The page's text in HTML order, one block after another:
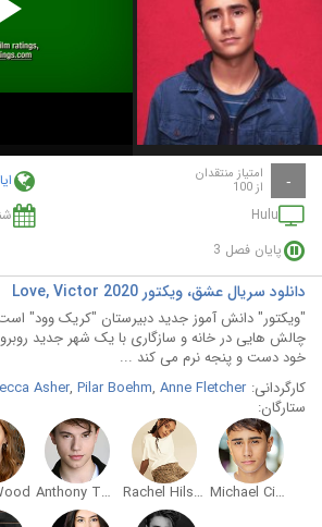
- امتیاز منتقدان
از 100
Hulu
پایان فصل 3
دانلود سریال عشق، ویکتور Love, Victor 2020
"ویکتور" دانش آموز جدید دبیرستان "کریک وود"
چالش هایی در خانه و سازگاری با یک شهر جدید
خود دست و پنجه نرم می کند ...
کارگردانی:
Asher, Pilar Boehm, Anne Fletcher
ستارگان:
Michael Cimino
Rachel Hilson
Anthony Turpel